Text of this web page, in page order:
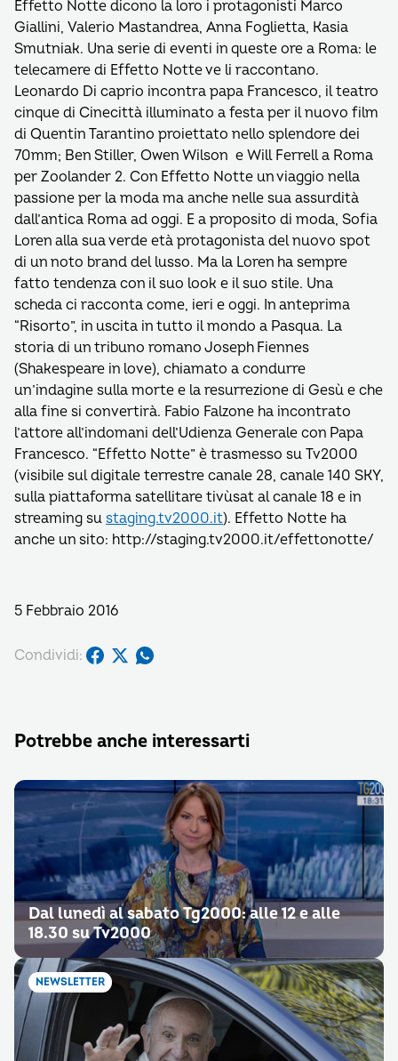
Effetto Notte dicono la loro i protagonisti Marco
Giallini, Valerio Mastandrea, Anna Foglietta, Kasia
Smutniak. Una serie di eventi in queste ore a Roma: le
telecamere di Effetto Notte ve li raccontano.
Leonardo Di caprio incontra papa Francesco, il teatro
cinque di Cinecittà illuminato a festa per il nuovo film
di Quentin Tarantino proiettato nello splendore dei
70mm; Ben Stiller, Owen Wilson e Will Ferrell a Roma
per Zoolander 2. Con Effetto Notte un viaggio nella
passione per la moda ma anche nelle sua assurdità
dall’antica Roma ad oggi. E a proposito di moda, Sofia
Loren alla sua verde età protagonista del nuovo spot
di un noto brand del lusso. Ma la Loren ha sempre
fatto tendenza con il suo look e il suo stile. Una
scheda ci racconta come, ieri e oggi. In anteprima
“Risorto”, in uscita in tutto il mondo a Pasqua. La
storia di un tribuno romano Joseph Fiennes
(Shakespeare in love), chiamato a condurre
un’indagine sulla morte e la resurrezione di Gesù e che
alla fine si convertirà. Fabio Falzone ha incontrato
l’attore all’indomani dell’Udienza Generale con Papa
Francesco. “Effetto Notte” è trasmesso su Tv2000
(visibile sul digitale terrestre canale 28, canale 140 SKY,
sulla piattaforma satellitare tivùsat al canale 18 e in
streaming su staging.tv2000.it). Effetto Notte ha
anche un sito: http://staging.tv2000.it/effettonotte/
5 Febbraio 2016
Condividi:
Potrebbe anche interessarti
Dal lunedì al sabato Tg2000: alle 12 e alle
18.30 su Tv2000
NEWSLETTER